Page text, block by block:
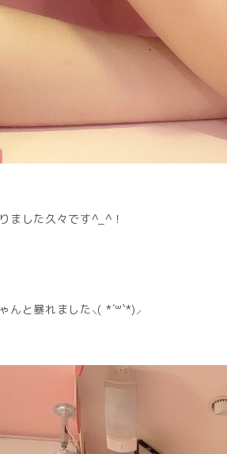
ました久々です‎^_^！
んと暴れました⸜( *´꒳`*)⸝